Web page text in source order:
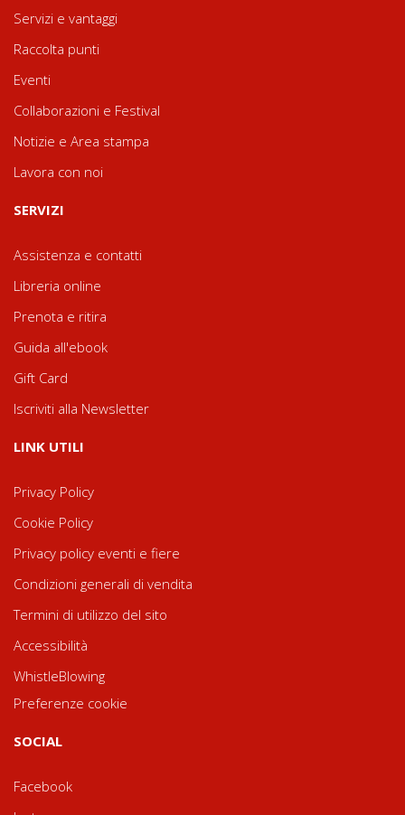
Servizi e vantaggi
Raccolta punti
Eventi
Collaborazioni e Festival
Notizie e Area stampa
Lavora con noi
SERVIZI
Assistenza e contatti
Libreria online
Prenota e ritira
Guida all'ebook
Gift Card
Iscriviti alla Newsletter
LINK UTILI
Privacy Policy
Cookie Policy
Privacy policy eventi e fiere
Condizioni generali di vendita
Termini di utilizzo del sito
Accessibilità
WhistleBlowing
Preferenze cookie
SOCIAL
Facebook